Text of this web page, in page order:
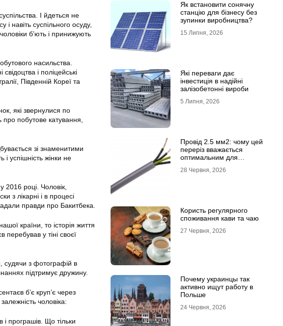
І йдеться не
і навіть суспільного осуду,
б’ють і принижують
насильства.
і поліцейські
Південній Кореї та
які звернулися по
про побутове катування,
зі знаменитими
успішність жінки не
2016 році. Чоловік,
з лікарні і в процесі
правди про Бакитбека.
країни, то історія життя
у тіні своєї
судячи з фотографій в
підтримує дружину.
б’є круп’є через
чоловіка:
програшів. Що тільки
Як встановити сонячну
станцію для бізнесу без
зупинки виробництва?
15 Липня, 2026
Які переваги дає
інвестиція в надійні
залізобетонні вироби
5 Липня, 2026
Провід 2.5 мм2: чому цей
переріз вважається
оптимальним для
28 Червня, 2026
Користь регулярного
споживання кави та чаю
27 Червня, 2026
Почему украинцы так
активно ищут работу в
Польше
24 Червня, 2026